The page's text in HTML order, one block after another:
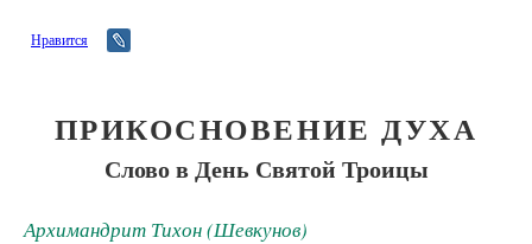
Нравится
ПРИКОСНОВЕНИЕ ДУХА
Слово в День Святой Троицы
Архимандрит Тихон (Шевкунов)